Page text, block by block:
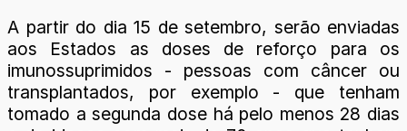
A partir do dia 15 de setembro, serão enviadas
aos Estados as doses de reforço para os
imunossuprimidos - pessoas com câncer ou
transplantados, por exemplo - que tenham
tomado a segunda dose há pelo menos 28 dias